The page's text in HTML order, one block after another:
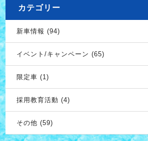
カテゴリー
新車情報 (94)
イベント/キャンペーン (65)
限定車 (1)
採用教育活動 (4)
その他 (59)